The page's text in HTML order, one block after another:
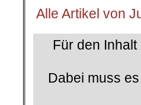
Alle Artikel von
Für den
Dabei muss